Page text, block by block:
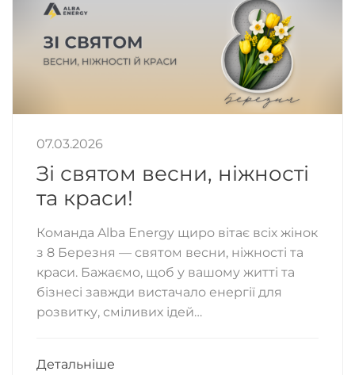
07.03.2026
Зі святом весни, ніжності
та краси!
Команда Alba Energy щиро вітає всіх жінок
з 8 Березня — святом весни, ніжності та
краси. Бажаємо, щоб у вашому житті та
бізнесі завжди вистачало енергії для
розвитку, сміливих ідей…
Детальніше